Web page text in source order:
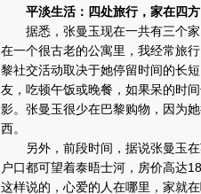
平淡生活：四处旅行，家在四方
据悉，张曼玉现在一共有三个家
在一个很古老的公寓里，我经常旅
黎社交活动取决于她停留时间的长
友，吃顿午饭或晚餐，如果呆的时
影。张曼玉很少在巴黎购物，因为
西。
另外，前段时间，据说张曼玉在
户口都可望着泰晤士河，房价高达
这样说的，心爱的人在哪里，家就